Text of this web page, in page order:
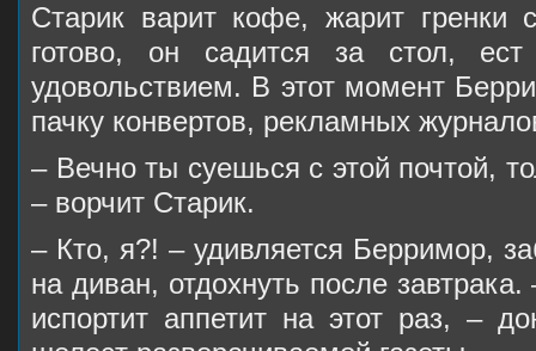
Старик варит кофе, жарит гренки
готово, он садится за стол,
удовольствием. В этот момент
пачку конвертов, рекламных
– Вечно ты суешься с этой почтой,
– ворчит Старик.
– Кто, я?! – удивляется Берримор,
на диван, отдохнуть после
испортит аппетит на этот раз, –